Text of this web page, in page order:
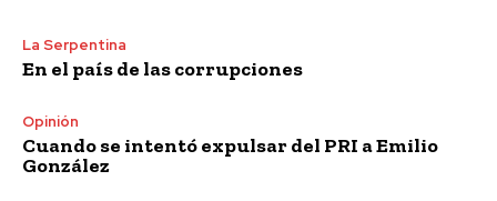
La Serpentina
En el país de las corrupciones
Opinión
Cuando se intentó expulsar del PRI a Emilio
González